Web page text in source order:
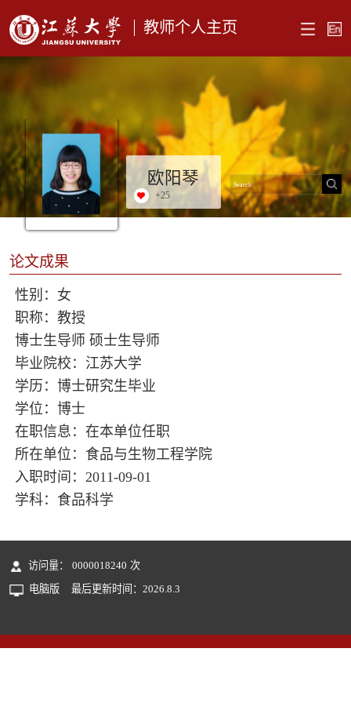
教师个人主页
欧阳琴
+25
论文成果
性别：女
职称：教授
博士生导师 硕士生导师
毕业院校：江苏大学
学历：博士研究生毕业
学位：博士
在职信息：在本单位任职
所在单位：食品与生物工程学院
入职时间：2011-09-01
学科：食品科学
访问量： 0000018240 次
电脑版
最后更新时间： 2026.8.3